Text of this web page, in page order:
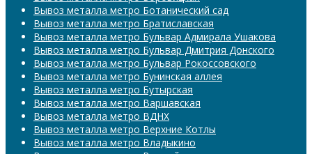
Вывоз металла метро Ботанический сад
Вывоз металла метро Братиславская
Вывоз металла метро Бульвар Адмирала Ушакова
Вывоз металла метро Бульвар Дмитрия Донского
Вывоз металла метро Бульвар Рокоссовского
Вывоз металла метро Бунинская аллея
Вывоз металла метро Бутырская
Вывоз металла метро Варшавская
Вывоз металла метро ВДНХ
Вывоз металла метро Верхние Котлы
Вывоз металла метро Владыкино